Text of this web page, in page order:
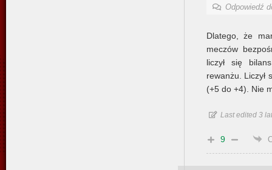
Odpowiedź
Dlatego, że
meczów
liczył się
rewanżu. Liczył
(+5 do +4). Nie
Last edited 3
9